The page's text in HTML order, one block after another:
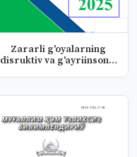
Zararli g'oyalarning
disruktiv va g'ayriinsoniy